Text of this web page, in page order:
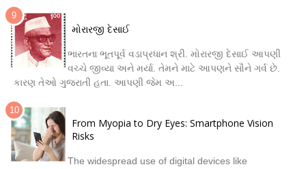
મોરારજી દેસાઈ
ભારતના ભૂતપૂર્વ વડાપ્રધાન શ્રી. મોરારજી દેસાઈ આપણી
વચ્ચે જીવ્યા અને મર્યા. તેમને માટે આપણને સૌને ગર્વ છે.
કારણ તેઓ ગુજરાતી હતા. આપણી જેમ અ...
From Myopia to Dry Eyes: Smartphone Vision
Risks
The widespread use of digital devices like